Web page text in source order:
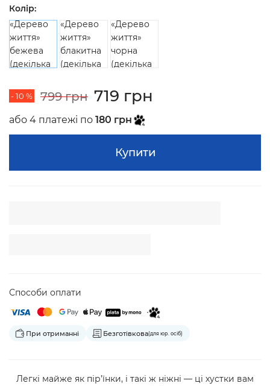
Колір:
- 10 % 799 грн 719 грн
або 4 платежі по 180 грн
Купити
Способи оплати
При отриманні Безготівкова(для юр. осіб)
Легкі майже як пір’їнки, і такі ж ніжні — ці хустки вам